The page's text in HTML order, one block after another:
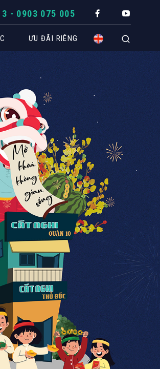
TRÌNH THIẾT KẾ
thự
Căn hộ
phố
Spa
phòng
Coffee
sạn
Shop -
Showroom
hàng - Bar
- 0903 075 005
GIÁ NHANH THEO KHÔNG GIAN
ƯU ĐÃI RIÊNG